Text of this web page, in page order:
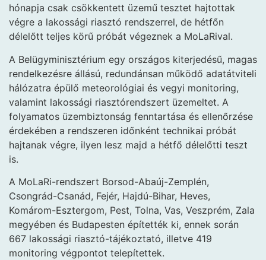
hónapja csak csökkentett üzemű tesztet hajtottak
végre a lakossági riasztó rendszerrel, de hétfőn
délelőtt teljes körű próbát végeznek a MoLaRival.
A Belügyminisztérium egy országos kiterjedésű, magas
rendelkezésre állású, redundánsan működő adatátviteli
hálózatra épülő meteorológiai és vegyi monitoring,
valamint lakossági riasztórendszert üzemeltet. A
folyamatos üzembiztonság fenntartása és ellenőrzése
érdekében a rendszeren időnként technikai próbát
hajtanak végre, ilyen lesz majd a hétfő délelőtti teszt
is.
A MoLaRi-rendszert Borsod-Abaúj-Zemplén,
Csongrád-Csanád, Fejér, Hajdú-Bihar, Heves,
Komárom-Esztergom, Pest, Tolna, Vas, Veszprém, Zala
megyében és Budapesten építették ki, ennek során
667 lakossági riasztó-tájékoztató, illetve 419
monitoring végpontot telepítettek.